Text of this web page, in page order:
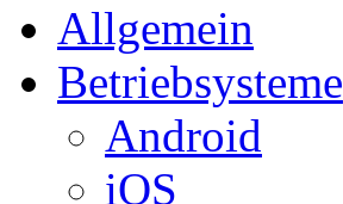
Allgemein
Betriebsysteme
Android
iOS